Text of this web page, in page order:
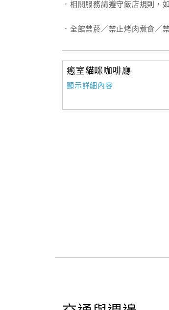
．相關服務請遵守飯店規則，
．全館禁菸／禁止烤肉煮食／
癒室貓咪咖啡廳
顯示詳細內容